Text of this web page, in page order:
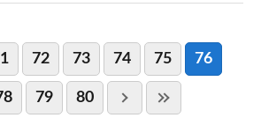
72 73 74 75 76
79 80